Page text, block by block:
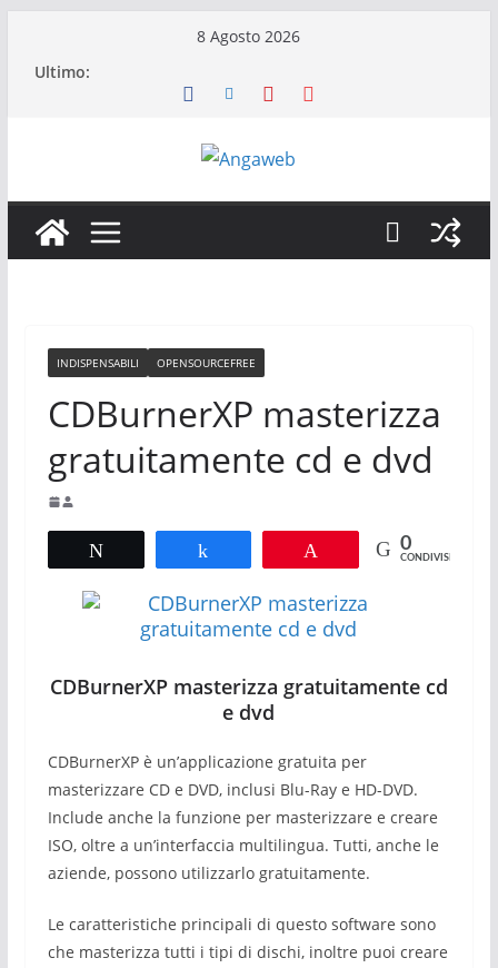
8 Agosto 2026
Ultimo:
INDISPENSABILI OPENSOURCEFREE
CDBurnerXP masterizza
gratuitamente cd e dvd
0
CONDIVISIONI
CDBurnerXP masterizza gratuitamente cd
e dvd
CDBurnerXP è un’applicazione gratuita per
masterizzare CD e DVD, inclusi Blu-Ray e HD-DVD.
Include anche la funzione per masterizzare e creare
ISO, oltre a un’interfaccia multilingua. Tutti, anche le
aziende, possono utilizzarlo gratuitamente.
Le caratteristiche principali di questo software sono
che masterizza tutti i tipi di dischi, inoltre puoi creare